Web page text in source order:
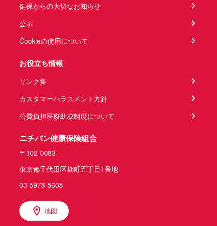
健保からの大切なお知らせ
公示
Cookieの使用について
お役立ち情報
リンク集
カスタマーハラスメント方針
公費負担医療助成制度について
ニチバン健康保険組合
〒102-0083
東京都千代田区麹町五丁目1番地
03-5978-5605
地図